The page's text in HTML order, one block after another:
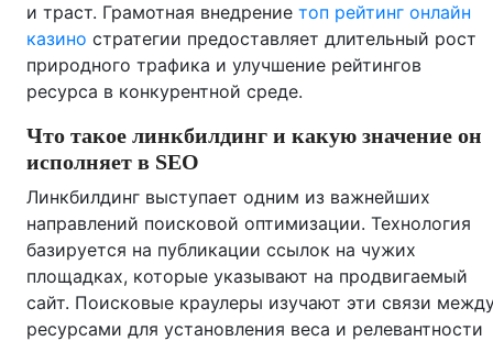
и траст. Грамотная внедрение топ рейтинг онлайн
казино стратегии предоставляет длительный рост
природного трафика и улучшение рейтингов
ресурса в конкурентной среде.
Что такое линкбилдинг и какую значение он
исполняет в SEO
Линкбилдинг выступает одним из важнейших
направлений поисковой оптимизации. Технология
базируется на публикации ссылок на чужих
площадках, которые указывают на продвигаемый
сайт. Поисковые краулеры изучают эти связи
ресурсами для установления веса и релевантности